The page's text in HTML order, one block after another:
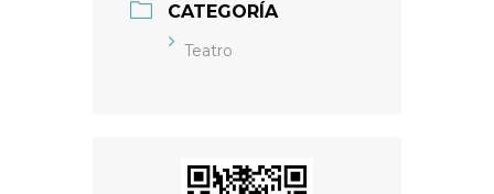
CATEGORÍA
Teatro